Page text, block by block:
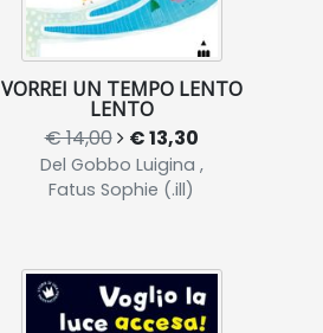
VORREI UN TEMPO LENTO
LENTO
€ 14,00 € 13,30
Del Gobbo Luigina ,
Fatus Sophie (.ill)